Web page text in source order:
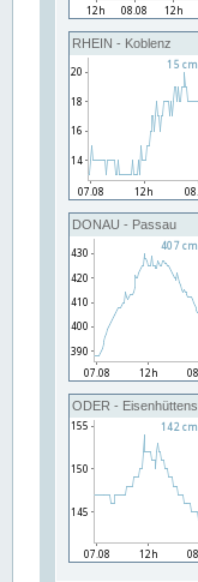
RHEIN - Koblenz
DONAU - Passau
ODER -